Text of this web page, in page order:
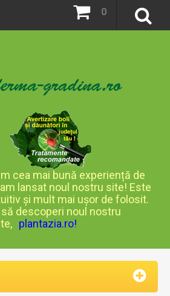
0
cea mai bună experiență de
lansat noul nostru site! Este
și mult mai ușor de folosit.
descoperi noul nostru
plantazia.ro!